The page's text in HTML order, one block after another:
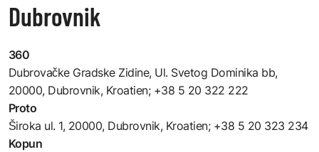
Dubrovnik
360
Dubrovačke Gradske Zidine, Ul. Svetog Dominika bb,
20000, Dubrovnik, Kroatien; +38 5 20 322 222
Proto
Široka ul. 1, 20000, Dubrovnik, Kroatien; +38 5 20 323 234
Kopun